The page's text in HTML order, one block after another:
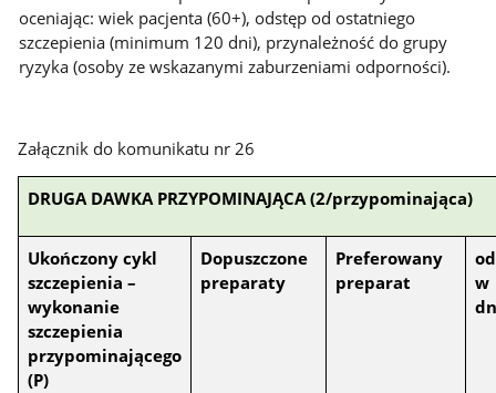
oceniając: wiek pacjenta (60+), odstęp od ostatniego
szczepienia (minimum 120 dni), przynależność do grupy
ryzyka (osoby ze wskazanymi zaburzeniami odporności).
Załącznik do komunikatu nr 26
DRUGA DAWKA PRZYPOMINAJĄCA (2/przypominająca)
Ukończony cykl
szczepienia –
wykonanie
szczepienia
przypominającego
(P)
Dopuszczone
preparaty
Preferowany
preparat
w